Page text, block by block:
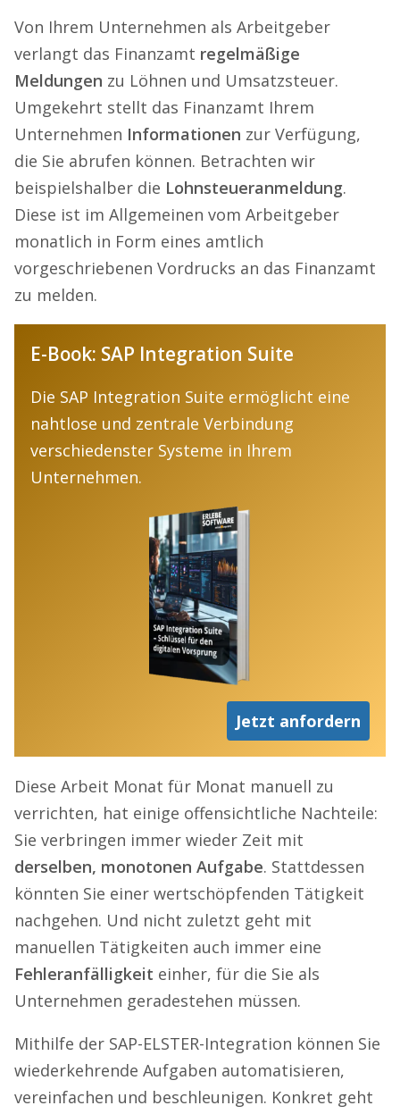
Von Ihrem Unternehmen als Arbeitgeber
verlangt das Finanzamt regelmäßige
Meldungen zu Löhnen und Umsatzsteuer.
Umgekehrt stellt das Finanzamt Ihrem
Unternehmen Informationen zur Verfügung,
die Sie abrufen können. Betrachten wir
beispielshalber die Lohnsteueranmeldung.
Diese ist im Allgemeinen vom Arbeitgeber
monatlich in Form eines amtlich
vorgeschriebenen Vordrucks an das Finanzamt
zu melden.
E-Book: SAP Integration Suite
Die SAP Integration Suite ermöglicht eine
nahtlose und zentrale Verbindung
verschiedenster Systeme in Ihrem
Unternehmen.
Jetzt anfordern
Diese Arbeit Monat für Monat manuell zu
verrichten, hat einige offensichtliche Nachteile:
Sie verbringen immer wieder Zeit mit
derselben, monotonen Aufgabe. Stattdessen
könnten Sie einer wertschöpfenden Tätigkeit
nachgehen. Und nicht zuletzt geht mit
manuellen Tätigkeiten auch immer eine
Fehleranfälligkeit einher, für die Sie als
Unternehmen geradestehen müssen.
Mithilfe der SAP-ELSTER-Integration können Sie
wiederkehrende Aufgaben automatisieren,
vereinfachen und beschleunigen. Konkret geht